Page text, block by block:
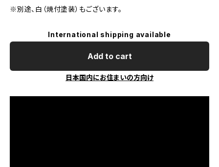
※別途、白（焼付塗装）もございます。
International shipping available
Add to cart
日本国内にお住まいの方向け